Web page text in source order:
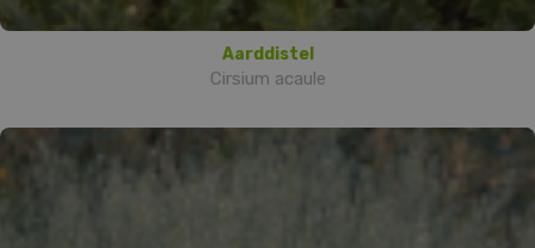
Aarddistel
Cirsium acaule